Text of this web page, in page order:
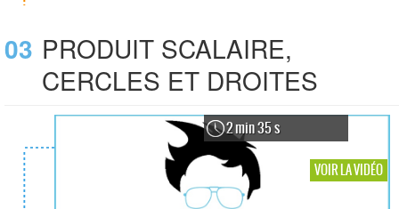
03 PRODUIT SCALAIRE,
CERCLES ET DROITES
2 min 35 s
VOIR LA VIDÉO